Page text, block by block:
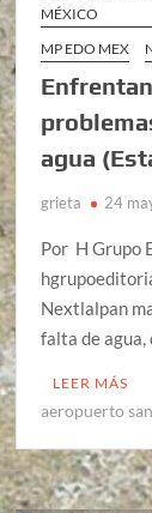
MÉXICO
MP EDO MEX
agua
grieta 24
Por H Grupo
Nextlalpan
falta de agua,
LEER MÁS
aeropuerto